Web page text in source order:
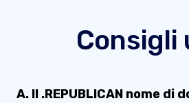
Consigli
A. Il .REPUBLICAN nome di